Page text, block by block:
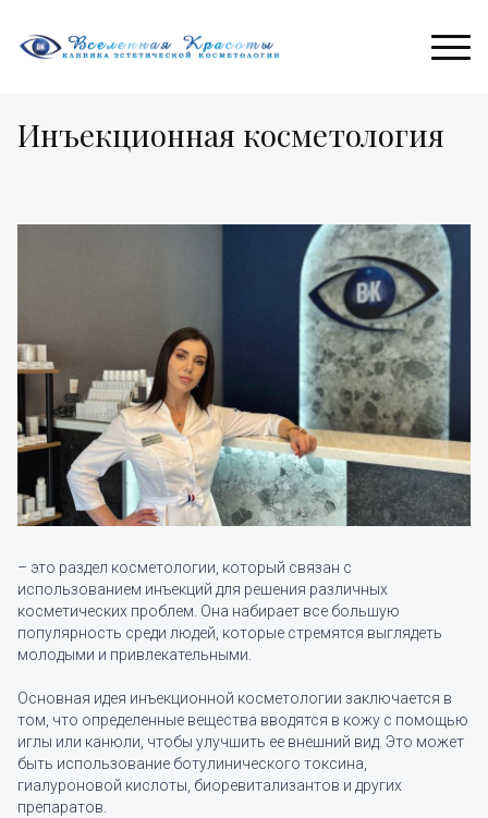
Инъекционная косметология
– это раздел косметологии, который связан с
использованием инъекций для решения различных
косметических проблем. Она набирает все большую
популярность среди людей, которые стремятся выглядеть
молодыми и привлекательными.
Основная идея инъекционной косметологии заключается в
том, что определенные вещества вводятся в кожу с помощью
иглы или канюли, чтобы улучшить ее внешний вид. Это может
быть использование ботулинического токсина,
гиалуроновой кислоты, биоревитализантов и других
препаратов.